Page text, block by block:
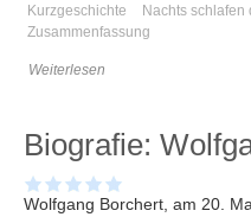
Kurzgeschichte
Nachts schlafen
Zusammenfassung
Weiterlesen
Biografie:
Wolfgang Borchert, am 20 .